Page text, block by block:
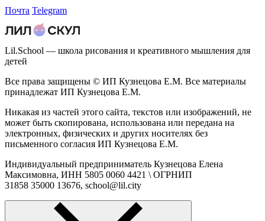
Почта Telegram
Lil.School — школа рисования и креативного мышления для
детей
Все права защищены © ИП Кузнецова Е.М. Все материалы
принадлежат ИП Кузнецова Е.М.
Никакая из частей этого сайта, текстов или изображений, не
может быть скопирована, использована или передана на
электронных, физических и других носителях без
письменного согласия ИП Кузнецова Е.М.
Индивидуальный предприниматель Кузнецова Елена
Максимовна, ИНН 5805 0060 4421 \ ОГРНИП
31858 35000 13676, school@lil.city